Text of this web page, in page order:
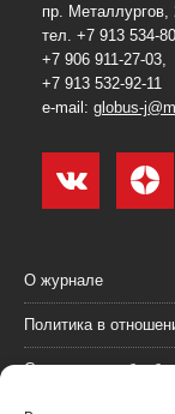
пр.
тел. +7 913 534-
+7 906 911-27-03,
+7 913 532-92-11
e-mail: globus-
О журнале
Политика в
Согласие на